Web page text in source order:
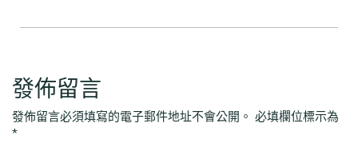
發佈留言
發佈留言必須填寫的電子郵件地址不會公開。 必填欄位標示為
*